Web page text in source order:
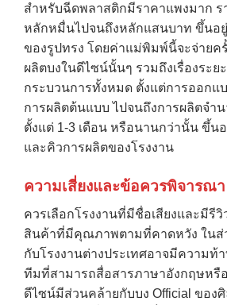
สำหรับฉีดพลาสติกมีราคาแพงมาก ร
หลักหมื่นไปจนถึงหลักแสนบาท ขึ้นอ
ของรูปทรง โดยค่าแม่พิมพ์นี้จะจ่ายค
ผลิตบงในดีไซน์นั้นๆ รวมถึงเรื่องระย
กระบวนการทั้งหมด ตั้งแต่การออกแ
การผลิตต้นแบบ ไปจนถึงการผลิตจำ
ตั้งแต่ 1-3 เดือน หรือนานกว่านั้น ขึ้
และคิวการผลิตของโรงงาน
ความเสี่ยงและข้อควรพิจารณา
ควรเลือกโรงงานที่มีชื่อเสียงและมีรีวิ
สินค้าที่มีคุณภาพตามที่คาดหวัง ในส่
กับโรงงานต่างประเทศอาจมีความท้
ทีมที่สามารถสื่อสารภาษาอังกฤษหรื
ดีไซน์มีส่วนคล้ายกับบง Official ของ